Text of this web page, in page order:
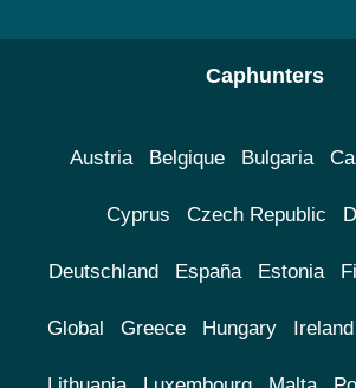
Caphunters
Austria Belgique Bulgaria
Cyprus Czech Republic
Deutschland España Estonia
Global Greece Hungary Ireland